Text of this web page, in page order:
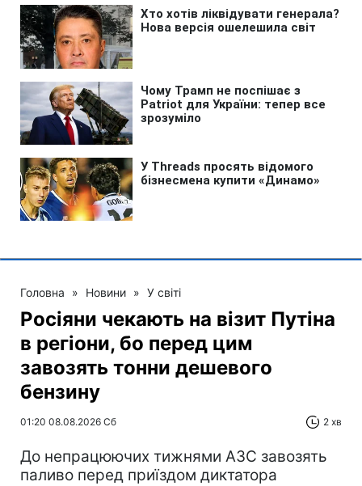
Головна » Новини » У світі
Росіяни чекають на візит Путіна
в регіони, бо перед цим
завозять тонни дешевого
бензину
01:20 08.08.2026 Сб 2 хв
До непрацюючих тижнями АЗС завозять
паливо перед приїздом диктатора